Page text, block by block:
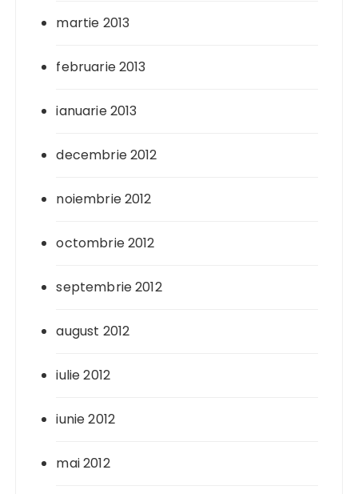
martie 2013
februarie 2013
ianuarie 2013
decembrie 2012
noiembrie 2012
octombrie 2012
septembrie 2012
august 2012
iulie 2012
iunie 2012
mai 2012